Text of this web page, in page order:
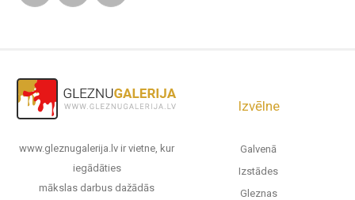
www.gleznugalerija.lv ir vietne, kur
iegādāties
mākslas darbus dažādās
Izvēlne
Galvenā
Izstādes
Gleznas